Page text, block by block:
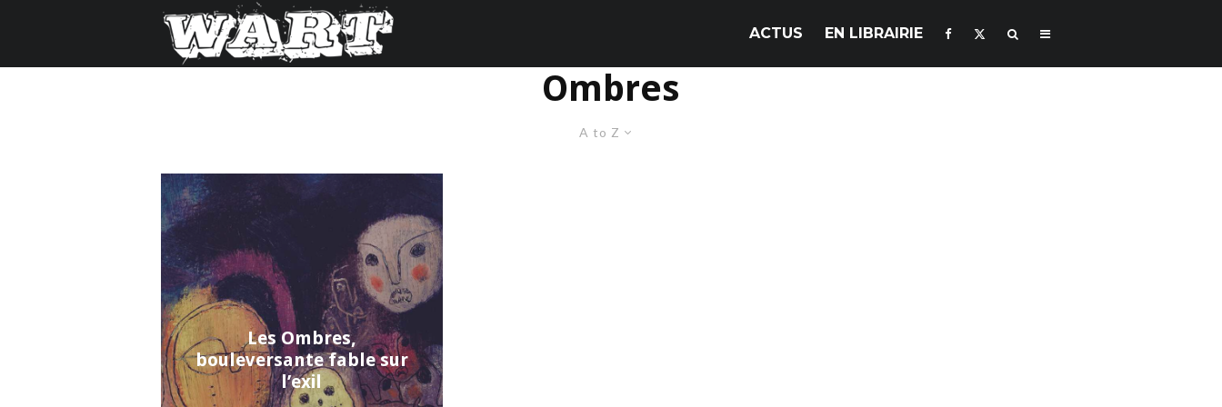
ACTUS EN LIBRAIRIE
Ombres
A to Z
Les Ombres,
bouleversante fable sur
l’exil